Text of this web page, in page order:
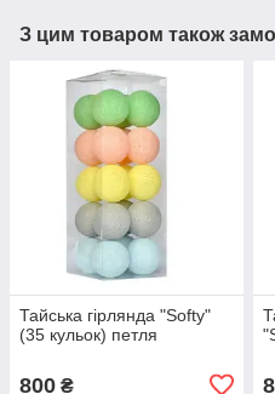
З цим товаром також
Тайська гірлянда "Softy"
(35 кульок) петля
800 ₴